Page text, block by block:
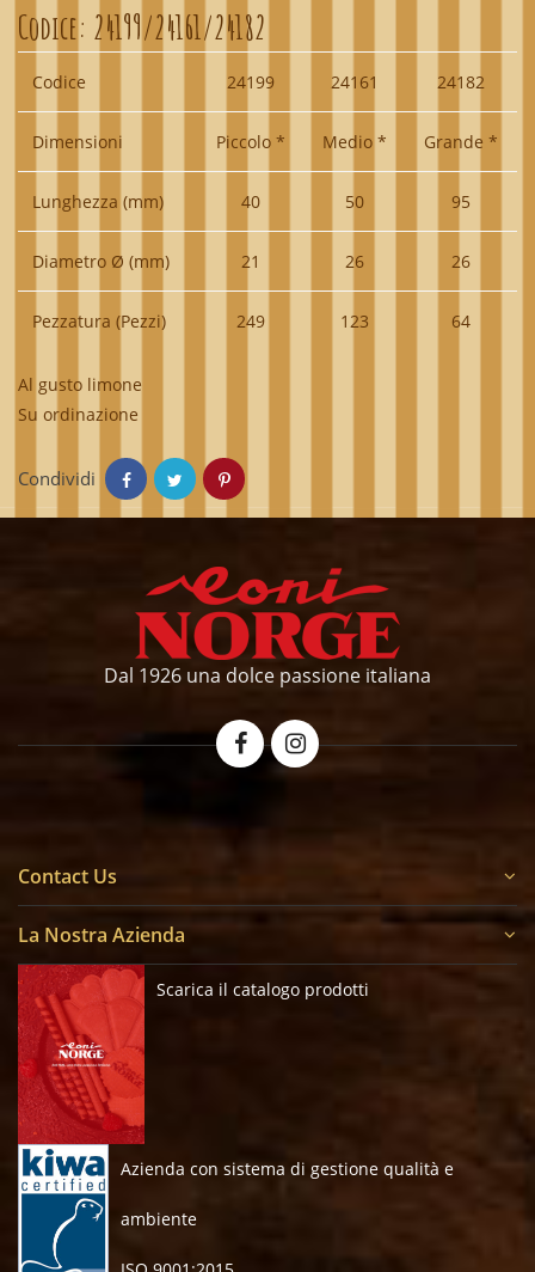
Codice: 24199/24161/24182
Codice 24199 24161 24182
Dimensioni Piccolo * Medio * Grande *
Lunghezza (mm) 40 50 95
Diametro Ø (mm) 21 26 26
Pezzatura (Pezzi) 249 123 64
Al gusto limone
Su ordinazione
Condividi
Dal 1926 una dolce passione italiana
Contact Us
La Nostra Azienda
Scarica il catalogo prodotti
Azienda con sistema di gestione qualità e
ambiente